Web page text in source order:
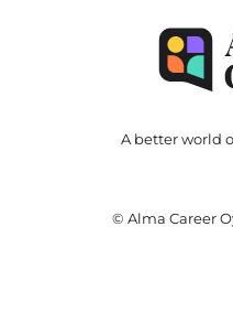
A better world
© Alma Career